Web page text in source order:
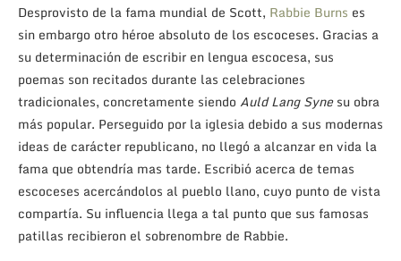
Desprovisto de la fama mundial de Scott, Rabbie Burns es
sin embargo otro héroe absoluto de los escoceses. Gracias a
su determinación de escribir en lengua escocesa, sus
poemas son recitados durante las celebraciones
tradicionales, concretamente siendo Auld Lang Synesu obra
más popular. Perseguido por la iglesia debido a sus modernas
ideas de carácter republicano, no llegó a alcanzar en vida la
fama que obtendría mas tarde. Escribió acerca de temas
escoceses acercándolos al pueblo llano, cuyo punto de vista
compartía. Su influencia llega a tal punto que sus famosas
patillas recibieron el sobrenombre de Rabbie.